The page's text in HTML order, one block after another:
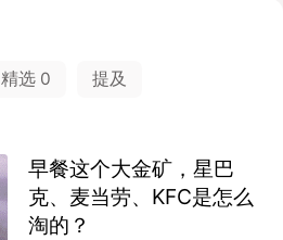
精选 0 提及
早餐这个大金矿，星巴
克、麦当劳、KFC是怎么
淘的？